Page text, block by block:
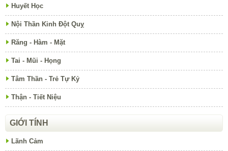
Huyết Học
Nội Thần Kinh Đột Quỵ
Răng - Hàm - Mặt
Tai - Mũi - Họng
Tâm Thần - Trẻ Tự Kỷ
Thận - Tiết Niệu
GIỚI TÍNH
Lãnh Cảm